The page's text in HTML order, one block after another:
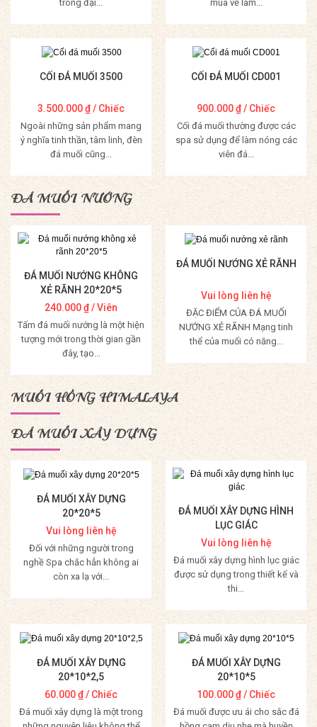
trong đại...
Mua Hàng
mua về làm...
Mua Hàng
CỐI ĐÁ MUỐI 3500
3.500.000₫/ Chiếc
Ngoài những sản phẩm mang
ý nghĩa tinh thần, tâm linh, đèn
đá muối cũng...
Mua Hàng
CỐI ĐÁ MUỐI CD001
900.000₫/ Chiếc
Cối đá muối thường được các
spa sử dụng để làm nóng các
viên đá...
Mua Hàng
ĐÁ MUỐI NƯỚNG
ĐÁ MUỐI NƯỚNG KHÔNG
XẺ RÃNH 20*20*5
240.000₫/ Viên
Tấm đá muối nướng là một hiện
tượng mới trong thời gian gần
đây, tạo...
Mua Hàng
ĐÁ MUỐI NƯỚNG XẺ RÃNH
Vui lòng liên hệ
ĐẶC ĐIỂM CỦA ĐÁ MUỐI
NƯỚNG XẺ RÃNH Mạng tinh
thể của muối có năng...
Mua Hàng
MUỐI HỒNG HIMALAYA
ĐÁ MUỐI XÂY DỰNG
ĐÁ MUỐI XÂY DỰNG
20*20*5
Vui lòng liên hệ
Đối với những người trong
nghề Spa chắc hẳn không ai
còn xa lạ với...
Mua Hàng
ĐÁ MUỐI XÂY DỰNG HÌNH
LỤC GIÁC
Vui lòng liên hệ
Đá muối xây dựng hình lục giác
được sử dụng trong thiết kế và
thi...
Mua Hàng
ĐÁ MUỐI XÂY DỰNG
20*10*2,5
60.000₫/ Chiếc
Đá muối xây dựng là một trong
ĐÁ MUỐI XÂY DỰNG
20*10*5
100.000₫/ Chiếc
Đá muối được ưu ái cho sắc đá